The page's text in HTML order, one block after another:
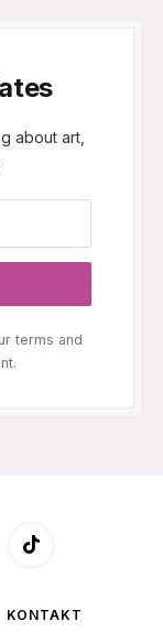
about art,
terms and
TikTok
KONTAKT